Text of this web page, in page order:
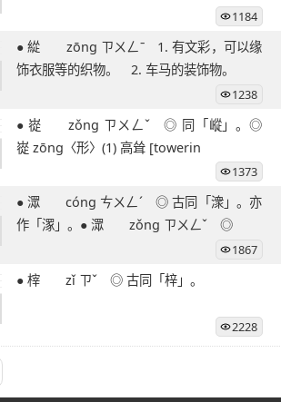
1184
● 緃 zōng ㄗㄨㄥˉ 1. 有文彩，可以缘
饰衣服等的织物。 2. 车马的装饰物。
1238
● 嵸 zǒng ㄗㄨㄥˇ ◎ 同「嵷」。◎
嵸 zōng〈形〉(1) 高耸 [towerin
1373
● 潀 cóng ㄘㄨㄥˊ ◎ 古同「潨」。亦
作「潈」。● 潀 zǒng ㄗㄨㄥˇ ◎
1867
● 榟 zǐ ㄗˇ ◎ 古同「梓」。
2228